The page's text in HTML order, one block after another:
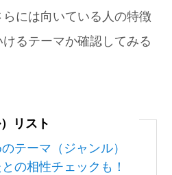
には向いている人の特徴
るテーマか確認してみる
リスト
テーマ（ジャンル）
の相性チェックも！